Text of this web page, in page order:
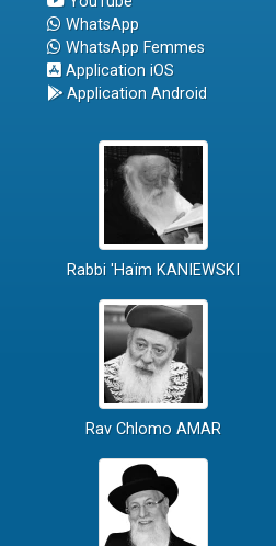
WhatsApp
WhatsApp Femmes
Application iOS
Application Android
Rabbi 'Haïm KANIEWSKI
Rav Chlomo AMAR